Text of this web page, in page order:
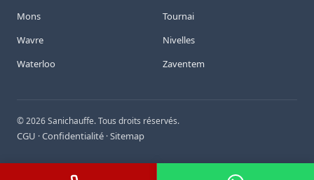
Mons
Tournai
Wavre
Nivelles
Waterloo
Zaventem
©2026Sanichauffe. Tous droits réservés.
CGU ·Confidentialité ·Sitemap